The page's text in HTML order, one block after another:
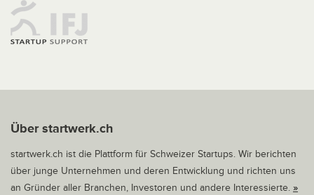
Über startwerk.ch
startwerk.ch ist die Plattform für Schweizer Startups. Wir berichten
über junge Unternehmen und deren Entwicklung und richten uns
an Gründer aller Branchen, Investoren und andere Interessierte. »